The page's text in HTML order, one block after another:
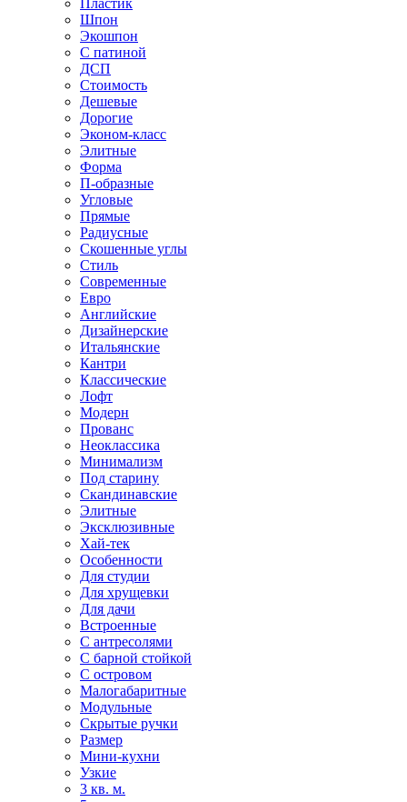
Пластик
Шпон
Экошпон
С патиной
ДСП
Стоимость
Дешевые
Дорогие
Эконом-класс
Элитные
Форма
П-образные
Угловые
Прямые
Радиусные
Скошенные углы
Стиль
Современные
Евро
Английские
Дизайнерские
Итальянские
Кантри
Классические
Лофт
Модерн
Прованс
Неоклассика
Минимализм
Под старину
Скандинавские
Элитные
Эксклюзивные
Хай-тек
Особенности
Для студии
Для хрущевки
Для дачи
Встроенные
С антресолями
С барной стойкой
С островом
Малогабаритные
Модульные
Скрытые ручки
Размер
Мини-кухни
Узкие
3 кв. м.